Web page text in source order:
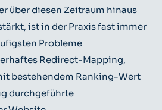
über diesen Zeitraum hinaus
ist in der Praxis fast immer
Probleme
Redirect-Mapping,
bestehendem Ranking-Wert
durchgeführte